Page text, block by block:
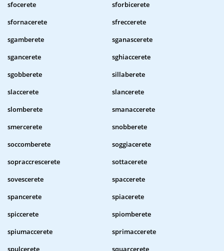
sfocerete
sforbicerete
sfornacerete
sfreccerete
sgamberete
sganascerete
sgancerete
sghiaccerete
sgobberete
sillaberete
slaccerete
slancerete
slomberete
smanaccerete
smercerete
snobberete
soccomberete
soggiacerete
sopraccrescerete
sottacerete
sovescerete
spaccerete
spancerete
spiacerete
spiccerete
spiomberete
spiumaccerete
sprimaccerete
spulcerete
squarcerete